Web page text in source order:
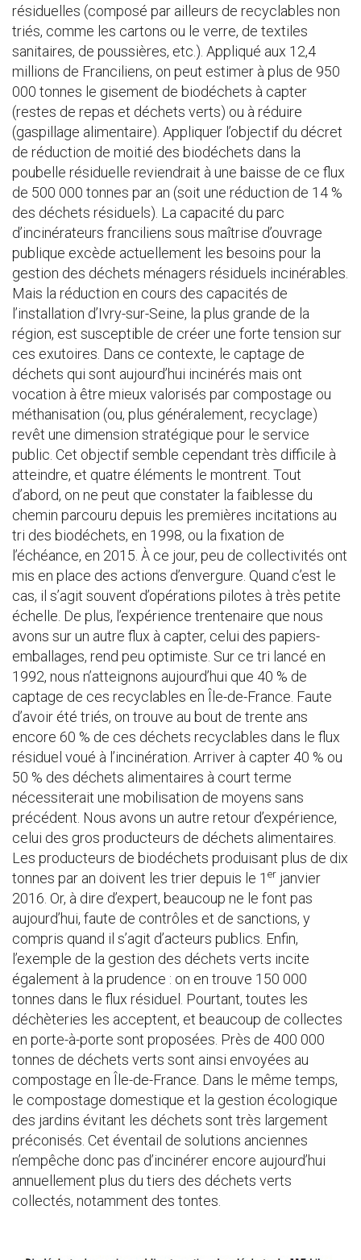
résiduelles (composé par ailleurs de recyclables non
triés, comme les cartons ou le verre, de textiles
sanitaires, de poussières, etc.). Appliqué aux 12,4
millions de Franciliens, on peut estimer à plus de 950
000 tonnes le gisement de biodéchets à capter
(restes de repas et déchets verts) ou à réduire
(gaspillage alimentaire). Appliquer l’objectif du décret
de réduction de moitié des biodéchets dans la
poubelle résiduelle reviendrait à une baisse de ce flux
de 500 000 tonnes par an (soit une réduction de 14 %
des déchets résiduels). La capacité du parc
d’incinérateurs franciliens sous maîtrise d’ouvrage
publique excède actuellement les besoins pour la
gestion des déchets ménagers résiduels incinérables.
Mais la réduction en cours des capacités de
l’installation d’Ivry-sur-Seine, la plus grande de la
région, est susceptible de créer une forte tension sur
ces exutoires. Dans ce contexte, le captage de
déchets qui sont aujourd’hui incinérés mais ont
vocation à être mieux valorisés par compostage ou
méthanisation (ou, plus généralement, recyclage)
revêt une dimension stratégique pour le service
public. Cet objectif semble cependant très difficile à
atteindre, et quatre éléments le montrent. Tout
d’abord, on ne peut que constater la faiblesse du
chemin parcouru depuis les premières incitations au
tri des biodéchets, en 1998, ou la fixation de
l’échéance, en 2015. À ce jour, peu de collectivités ont
mis en place des actions d’envergure. Quand c’est le
cas, il s’agit souvent d’opérations pilotes à très petite
échelle. De plus, l’expérience trentenaire que nous
avons sur un autre flux à capter, celui des papiers-
emballages, rend peu optimiste. Sur ce tri lancé en
1992, nous n’atteignons aujourd’hui que 40 % de
captage de ces recyclables en Île-de-France. Faute
d’avoir été triés, on trouve au bout de trente ans
encore 60 % de ces déchets recyclables dans le flux
résiduel voué à l’incinération. Arriver à capter 40 % ou
50 % des déchets alimentaires à court terme
nécessiterait une mobilisation de moyens sans
précédent. Nous avons un autre retour d’expérience,
celui des gros producteurs de déchets alimentaires.
Les producteurs de biodéchets produisant plus de dix
tonnes par an doivent les trier depuis le 1 er janvier
2016. Or, à dire d’expert, beaucoup ne le font pas
aujourd’hui, faute de contrôles et de sanctions, y
compris quand il s’agit d’acteurs publics. Enfin,
l’exemple de la gestion des déchets verts incite
également à la prudence : on en trouve 150 000
tonnes dans le flux résiduel. Pourtant, toutes les
déchèteries les acceptent, et beaucoup de collectes
en porte-à-porte sont proposées. Près de 400 000
tonnes de déchets verts sont ainsi envoyées au
compostage en Île-de-France. Dans le même temps,
le compostage domestique et la gestion écologique
des jardins évitant les déchets sont très largement
préconisés. Cet éventail de solutions anciennes
n’empêche donc pas d’incinérer encore aujourd’hui
annuellement plus du tiers des déchets verts
collectés, notamment des tontes.